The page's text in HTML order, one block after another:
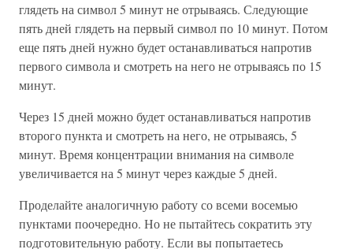
глядеть на символ 5 минут не отрываясь. Следующие
пять дней глядеть на первый символ по 10 минут. Потом
еще пять дней нужно будет останавливаться напротив
первого символа и смотреть на него не отрываясь по 15
минут.
Через 15 дней можно будет останавливаться напротив
второго пункта и смотреть на него, не отрываясь, 5
минут. Время концентрации внимания на символе
увеличивается на 5 минут через каждые 5 дней.
Проделайте аналогичную работу со всеми восемью
пунктами поочередно. Но не пытайтесь сократить эту
подготовительную работу. Если вы попытаетесь